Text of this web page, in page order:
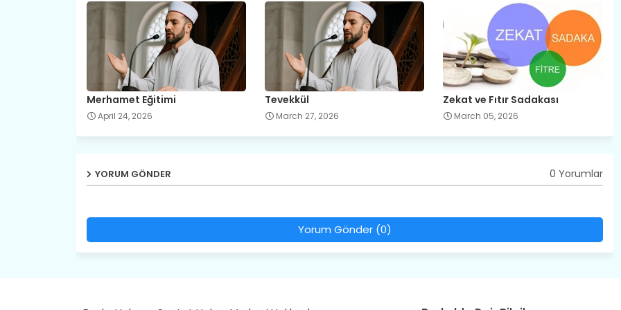
Merhamet Eğitimi
April 24, 2026
Tevekkül
March 27, 2026
Zekat ve Fıtır Sadakası
March 05, 2026
YORUM GÖNDER 0 Yorumlar
Yorum Gönder (0)